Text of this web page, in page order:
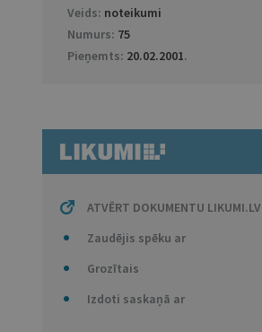
Veids: noteikumi
Numurs: 75
Pieņemts: 20.02.2001.
ATVĒRT DOKUMENTU LIKUMI.LV
Zaudējis spēku ar
Grozītais
Izdoti saskaņā ar